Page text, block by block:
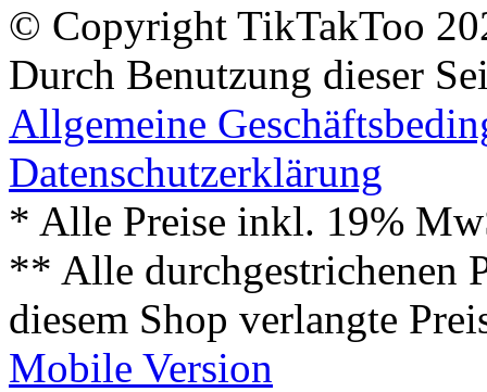
© Copyright TikTakToo
Durch Benutzung dieser
Allgemeine
Datenschutzerklärung
* Alle Preise inkl. 19%
** Alle durchgestrichenen
diesem Shop verlangte
Mobile Version